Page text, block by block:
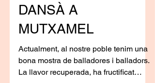
24 abr
5 min de lectura
DANSÀ A
MUTXAMEL